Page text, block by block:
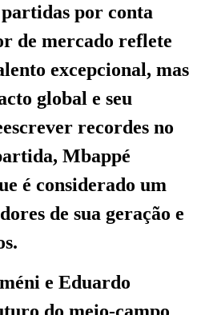
por conta
de mercado reflete
excepcional, mas
global e seu
recordes no
Mbappé
é considerado um
de sua geração e
e Eduardo